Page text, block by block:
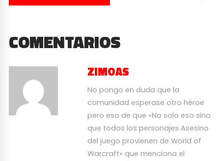
COMENTARIOS
ZIMOAS
No pongo en duda que la
comunidad esperase otro héroe
pero eso de que «No solo eso sino
que todos los personajes Asesino
del juego provienen de World of
Warcraft» que menciona el